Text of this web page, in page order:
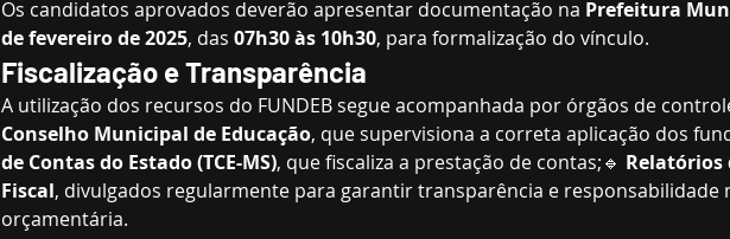
Os candidatos aprovados deverão apresentar documentação na Prefeitura
de fevereiro de 2025, das 07h30 às 10h30, para formalização do vínculo.
Fiscalização e Transparência
A utilização dos recursos do FUNDEB segue acompanhada por órgãos de
Conselho Municipal de Educação, que supervisiona a correta aplicação dos
de Contas do Estado (TCE-MS), que fiscaliza a prestação de contas;🔹 Relatórios
Fiscal, divulgados regularmente para garantir transparência e responsabilidade
orçamentária.